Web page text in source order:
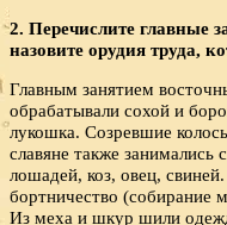
2. Перечислите главные
назовите орудия труда,
Главным занятием
обрабатывали сохой и
лукошка. Созревшие
славяне также занимались
лошадей, коз, овец,
бортничество (собирание
Из меха и шкур шили